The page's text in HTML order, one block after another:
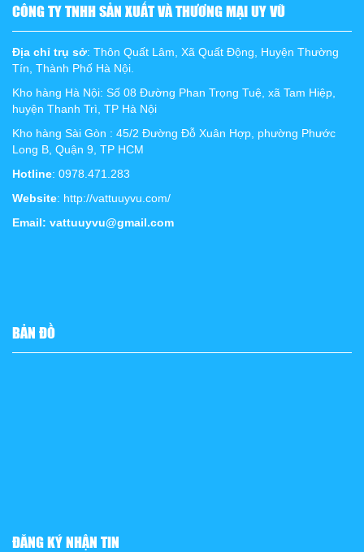
CÔNG TY TNHH SẢN XUẤT VÀ THƯƠNG MẠI UY VŨ
Địa chỉ trụ sở: Thôn Quất Lâm, Xã Quất Động, Huyện Thường
Tín, Thành Phố Hà Nội.
Kho hàng Hà Nội: Số 08 Đường Phan Trọng Tuệ, xã Tam Hiệp,
huyện Thanh Trì, TP Hà Nội
Kho hàng Sài Gòn : 45/2 Đường Đỗ Xuân Hợp, phường Phước
Long B, Quận 9, TP HCM
Hotline: 0978.471.283
Website: http://vattuuyvu.com/
Email: vattuuyvu@gmail.com
BẢN ĐỒ
ĐĂNG KÝ NHẬN TIN